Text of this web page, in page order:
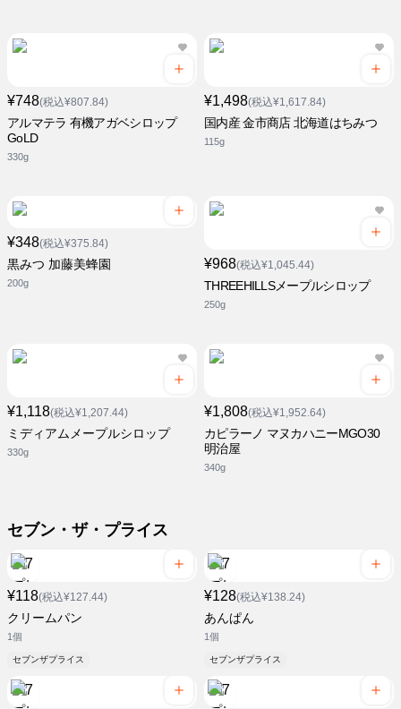
¥748(税込¥807.84)
アルマテラ 有機アガベシロップ
GoLD
330g
¥1,498(税込¥1,617.84)
国内産 金市商店 北海道はちみつ
115g
¥348(税込¥375.84)
黒みつ 加藤美蜂園
200g
¥968(税込¥1,045.44)
THREEHILLSメープルシロップ
250g
¥1,118(税込¥1,207.44)
ミディアムメープルシロップ
330g
¥1,808(税込¥1,952.64)
カピラーノ マヌカハニーMGO30
明治屋
340g
セブン・ザ・プライス
¥118(税込¥127.44)
クリームパン
1個
セブンザプライス
¥128(税込¥138.24)
あんぱん
1個
セブンザプライス